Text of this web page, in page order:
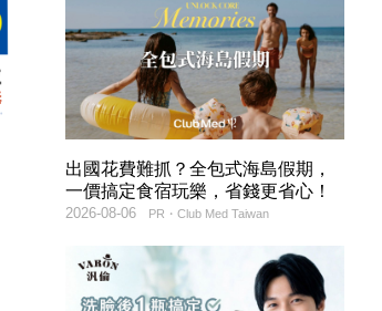
出國花費難抓？全包式海島假期，
一價搞定食宿玩樂，省錢更省心！
PR・Club Med Taiwan
2026-08-06